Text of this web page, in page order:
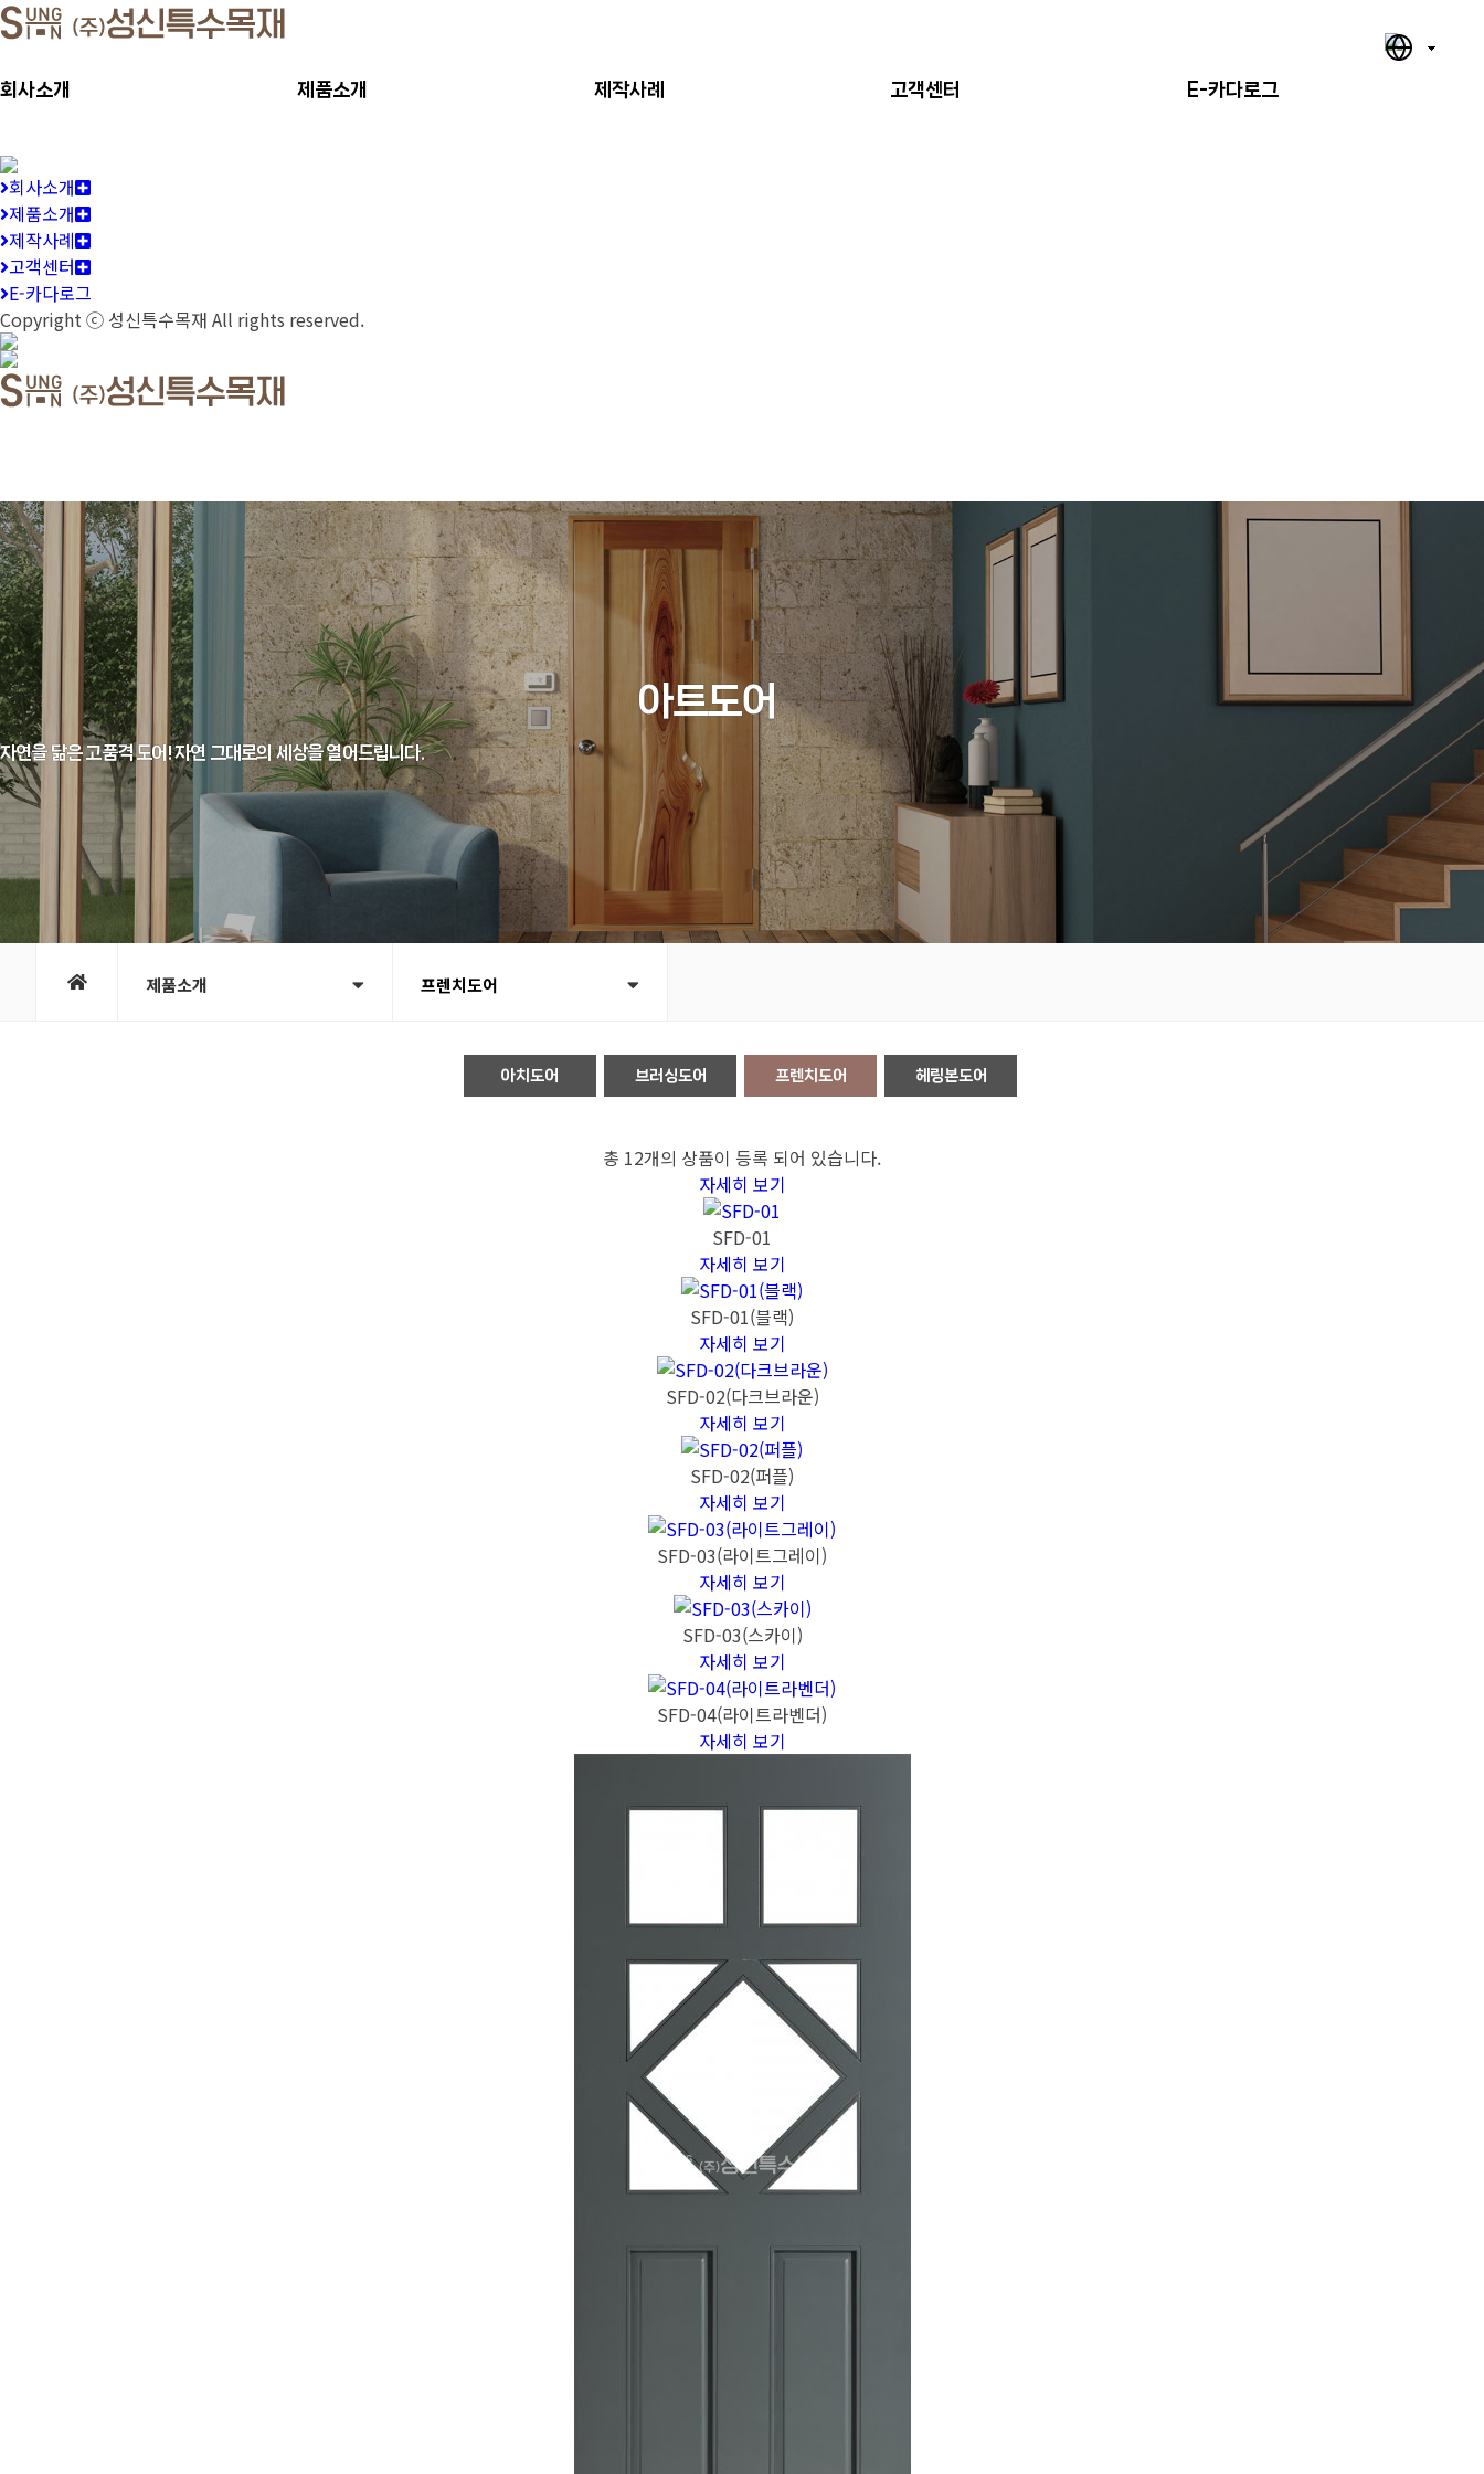
회사소개 제품소개 제작사례 고객센터 E-카다로그
회사소개
제품소개
제작사례
고객센터
E-카다로그
Copyright ⓒ 성신특수목재 All rights reserved.
아트도어
자연을 닮은 고품격 도어! 자연 그대로의 세상을 열어드립니다.
제품소개 프렌치도어
아치도어 브러싱도어 프렌치도어 헤링본도어
총 12개의 상품이 등록 되어 있습니다.
자세히 보기
SFD-01
자세히 보기
SFD-01(블랙)
자세히 보기
SFD-02(다크브라운)
자세히 보기
SFD-02(퍼플)
자세히 보기
SFD-03(라이트그레이)
자세히 보기
SFD-03(스카이)
자세히 보기
SFD-04(라이트라벤더)
자세히 보기